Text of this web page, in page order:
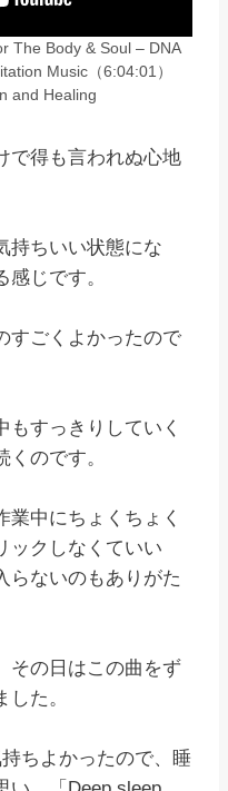
The Body & Soul – DNA
Music（6:04:01）
and Healing
で得も言われぬ心地
持ちいい状態にな
じです。
すごくよかったので
すっきりしていく
のです。
中にちょくちょく
ックしなくていい
らないのもありがた
その日はこの曲をず
た。
ちよかったので、睡